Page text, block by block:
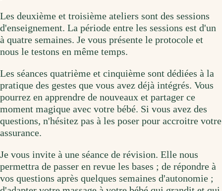
Les deuxième et troisième ateliers sont des sessions
d'enseignement. La période entre les sessions est d'un
à quatre semaines. Je vous présente le protocole et
nous le testons en même temps.
Les séances quatrième et cinquième sont dédiées à la
pratique des gestes que vous avez déjà intégrés. Vous
pourrez en apprendre de nouveaux et partager ce
moment magique avec votre bébé. Si vous avez des
questions, n'hésitez pas à les poser pour accroitre votre
assurance.
Je vous invite à une séance de révision. Elle nous
permettra de passer en revue les bases ; de répondre à
vos questions après quelques semaines d'autonomie ;